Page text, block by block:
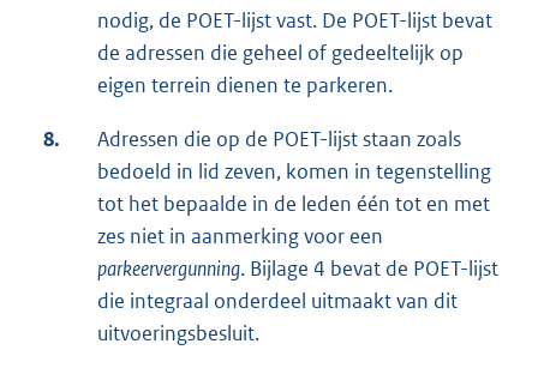
nodig, de POET-lijst vast. De POET-lijst bevat
de adressen die geheel of gedeeltelijk op
eigen terrein dienen te parkeren.
8.
Adressen die op de POET-lijst staan zoals
bedoeld in lid zeven, komen in tegenstelling
tot het bepaalde in de leden één tot en met
zes niet in aanmerking voor een
parkeervergunning. Bijlage 4 bevat de POET-lijst
die integraal onderdeel uitmaakt van dit
uitvoeringsbesluit.